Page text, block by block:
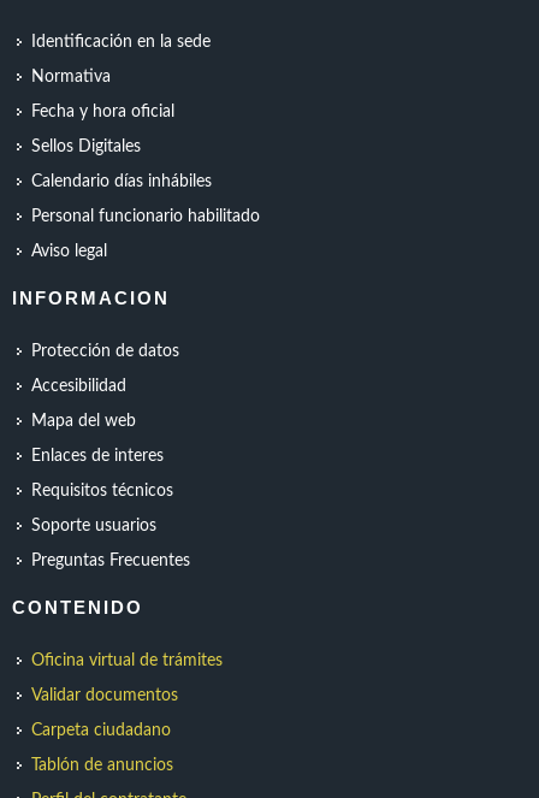
Identificación en la sede
Normativa
Fecha y hora oficial
Sellos Digitales
Calendario días inhábiles
Personal funcionario habilitado
Aviso legal
INFORMACION
Protección de datos
Accesibilidad
Mapa del web
Enlaces de interes
Requisitos técnicos
Soporte usuarios
Preguntas Frecuentes
CONTENIDO
Oficina virtual de trámites
Validar documentos
Carpeta ciudadano
Tablón de anuncios